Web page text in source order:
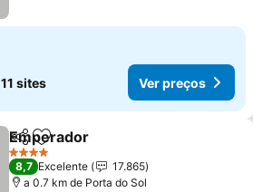
11 sites Ver preços
PartilharAdicionar aos favoritos
Emperador
4 Estrelas
8,7 Excelente
17.865
a 0.7 km de Porta do Sol